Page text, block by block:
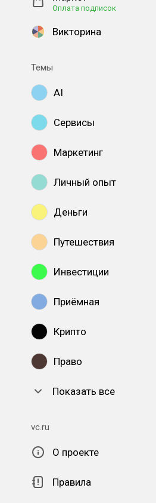
Оплата подписок
Викторина
Темы
AI
Сервисы
Маркетинг
Личный опыт
Деньги
Путешествия
Инвестиции
Приёмная
Крипто
Право
Показать все
vc.ru
О проекте
Правила